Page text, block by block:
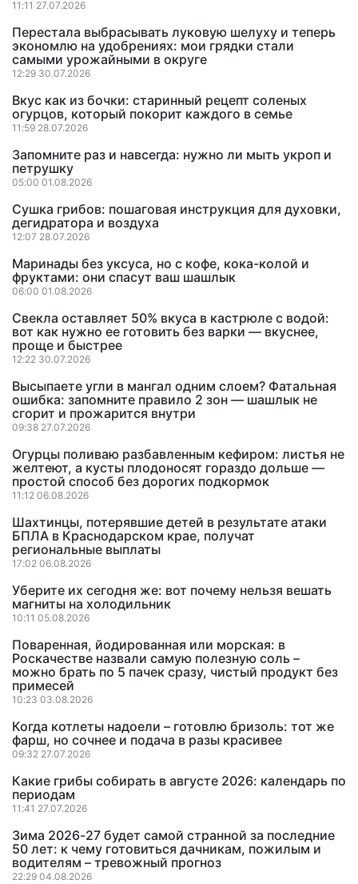
11:11 27.07.2026
Перестала выбрасывать луковую шелуху и теперь
экономлю на удобрениях: мои грядки стали
самыми урожайными в округе
12:29 30.07.2026
Вкус как из бочки: старинный рецепт соленых
огурцов, который покорит каждого в семье
11:59 28.07.2026
Запомните раз и навсегда: нужно ли мыть укроп и
петрушку
05:00 01.08.2026
Сушка грибов: пошаговая инструкция для духовки,
дегидратора и воздуха
12:07 28.07.2026
Маринады без уксуса, но с кофе, кока-колой и
фруктами: они спасут ваш шашлык
06:00 01.08.2026
Свекла оставляет 50% вкуса в кастрюле с водой:
вот как нужно ее готовить без варки — вкуснее,
проще и быстрее
12:22 30.07.2026
Высыпаете угли в мангал одним слоем? Фатальная
ошибка: запомните правило 2 зон — шашлык не
сгорит и прожарится внутри
09:38 27.07.2026
Огурцы поливаю разбавленным кефиром: листья не
желтеют, а кусты плодоносят гораздо дольше —
простой способ без дорогих подкормок
11:12 06.08.2026
Шахтинцы, потерявшие детей в результате атаки
БПЛА в Краснодарском крае, получат
региональные выплаты
17:02 06.08.2026
Уберите их сегодня же: вот почему нельзя вешать
магниты на холодильник
10:11 05.08.2026
Поваренная, йодированная или морская: в
Роскачестве назвали самую полезную соль –
можно брать по 5 пачек сразу, чистый продукт без
примесей
10:23 03.08.2026
Когда котлеты надоели – готовлю бризоль: тот же
фарш, но сочнее и подача в разы красивее
09:32 27.07.2026
Какие грибы собирать в августе 2026: календарь по
периодам
11:41 27.07.2026
Зима 2026-27 будет самой странной за последние
50 лет: к чему готовиться дачникам, пожилым и
водителям – тревожный прогноз
22:29 04.08.2026